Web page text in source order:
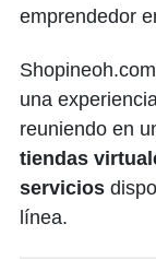
emprendedor
una
reuniendo en
tiendas
servicios
línea.